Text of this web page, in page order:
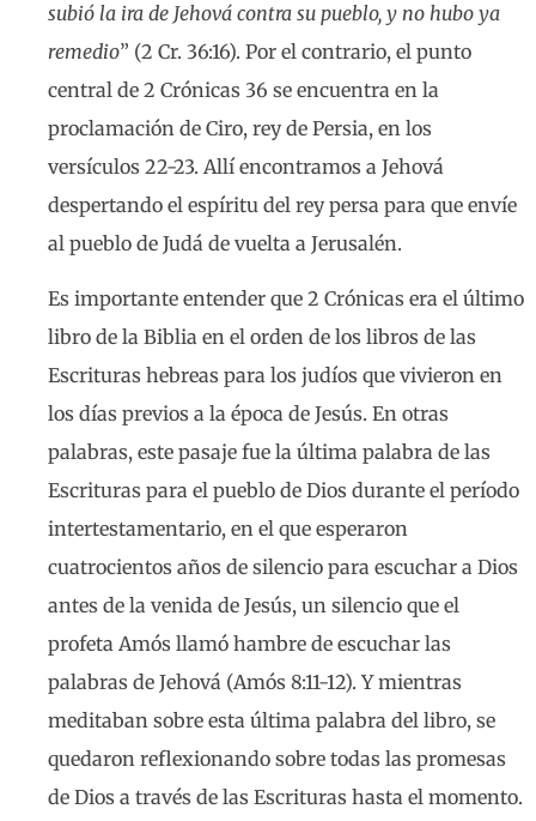
subió la ira de Jehová contra su pueblo, y no hubo ya
remedio” (2 Cr. 36:16). Por el contrario, el punto
central de 2 Crónicas 36 se encuentra en la
proclamación de Ciro, rey de Persia, en los
versículos 22-23. Allí encontramos a Jehová
despertando el espíritu del rey persa para que envíe
al pueblo de Judá de vuelta a Jerusalén.
Es importante entender que 2 Crónicas era el último
libro de la Biblia en el orden de los libros de las
Escrituras hebreas para los judíos que vivieron en
los días previos a la época de Jesús. En otras
palabras, este pasaje fue la última palabra de las
Escrituras para el pueblo de Dios durante el período
intertestamentario, en el que esperaron
cuatrocientos años de silencio para escuchar a Dios
antes de la venida de Jesús, un silencio que el
profeta Amós llamó hambre de escuchar las
palabras de Jehová (Amós 8:11-12). Y mientras
meditaban sobre esta última palabra del libro, se
quedaron reflexionando sobre todas las promesas
de Dios a través de las Escrituras hasta el momento.